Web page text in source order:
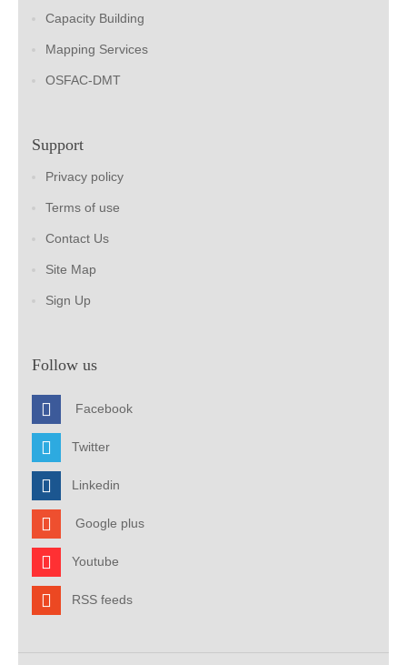
Capacity Building
Mapping Services
OSFAC-DMT
Support
Privacy policy
Terms of use
Contact Us
Site Map
Sign Up
Follow us
Facebook
Twitter
Linkedin
Google plus
Youtube
RSS feeds